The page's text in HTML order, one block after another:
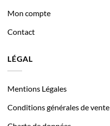
Mon compte
Contact
LÉGAL
Mentions Légales
Conditions générales de vente